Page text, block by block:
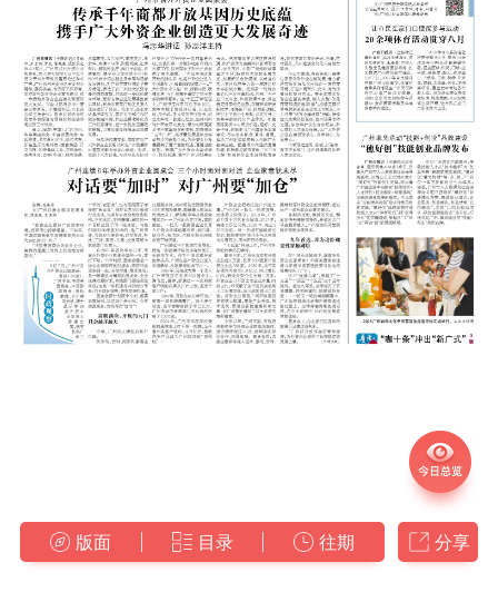
版面 目录 往期 分享